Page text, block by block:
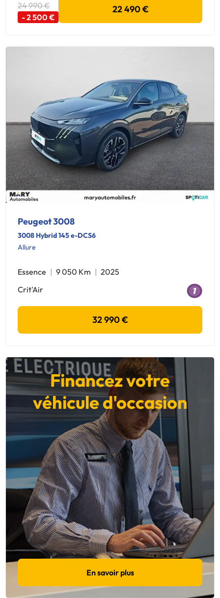
24 990 €
- 2 500 €
22 490 €
Peugeot 3008
3008 Hybrid 145 e-DCS6
Allure
Essence 9 050 Km
2025
Crit'Air
32 990 €
Financez votre
véhicule d'occasion
En savoir plus